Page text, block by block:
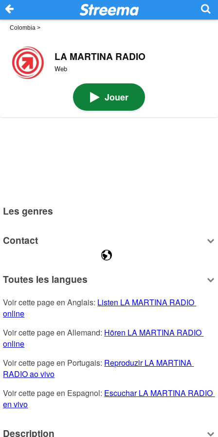
Colombia >
LA MARTINA RADIO
Web
Jouer
Les genres
Contact
Toutes les langues
Voir cette page en Anglais: Listen LA MARTINA RADIO
online
Voir cette page en Allemand: Hören LA MARTINA RADIO
online
Voir cette page en Portugais: Reproduzir LA MARTINA
RADIO ao vivo
Voir cette page en Espagnol: Escuchar LA MARTINA RADIO
en vivo
Description